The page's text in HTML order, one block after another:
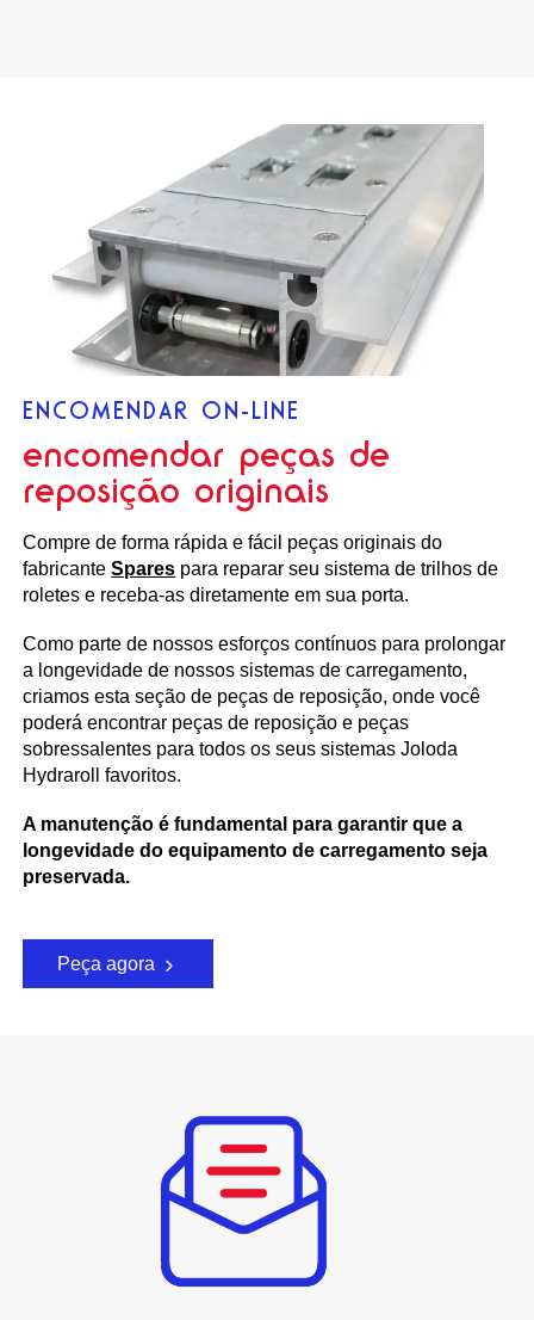
ENCOMENDAR ON-LINE
encomendar peças de
reposição originais
Compre de forma rápida e fácil peças originais do
fabricanteSpares para reparar seu sistema de trilhos de
roletes e receba-as diretamente em sua porta.
Como parte de nossos esforços contínuos para prolongar
a longevidade de nossos sistemas de carregamento,
criamos esta seção de peças de reposição, onde você
poderá encontrar peças de reposição e peças
sobressalentes para todos os seus sistemas Joloda
Hydraroll favoritos.
A manutenção é fundamental para garantir que a
longevidade do equipamento de carregamento seja
preservada.
Peça agora